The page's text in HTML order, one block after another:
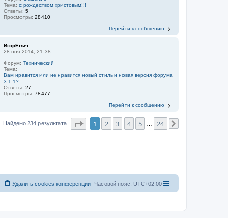
Тема:с рождеством христовым!!!
Ответы:5
Просмотры:28410
Перейти к сообщению
ИгорЕвич
28 ноя 2014, 21:38
Форум:Технический
Тема:
Вам нравится или не нравится новый стиль и новая версия форума
3.1.1?
Ответы:27
Просмотры:78477
Перейти к сообщению
Найдено 234 результата Страница 1 из24
1 2 3 4 5 24
Часовой пояс: UTC+02:00
Удалить cookies конференции